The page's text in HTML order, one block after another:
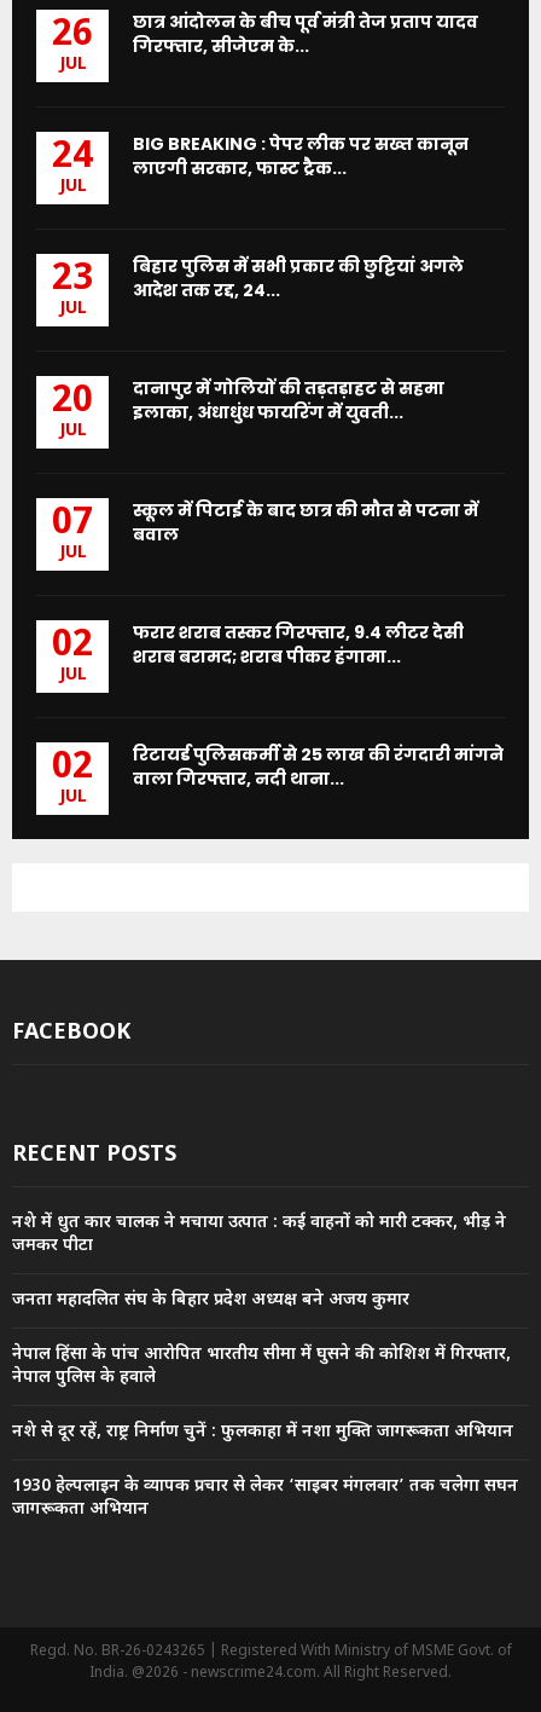
26
JUL
छात्र आंदोलन के बीच पूर्व मंत्री तेज प्रताप यादव
गिरफ्तार, सीजेएम के...
24
JUL
BIG BREAKING : पेपर लीक पर सख्त कानून
लाएगी सरकार, फास्ट ट्रैक...
23
JUL
बिहार पुलिस में सभी प्रकार की छुट्टियां अगले
आदेश तक रद्द, 24...
20
JUL
दानापुर में गोलियों की तड़तड़ाहट से सहमा
इलाका, अंधाधुंध फायरिंग में युवती...
07
JUL
स्कूल में पिटाई के बाद छात्र की मौत से पटना में
बवाल
02
JUL
फरार शराब तस्कर गिरफ्तार, 9.4 लीटर देसी
शराब बरामद; शराब पीकर हंगामा...
02
JUL
रिटायर्ड पुलिसकर्मी से 25 लाख की रंगदारी मांगने
वाला गिरफ्तार, नदी थाना...
FACEBOOK
RECENT POSTS
नशे में धुत कार चालक ने मचाया उत्पात : कई वाहनों को मारी टक्कर, भीड़ ने
जमकर पीटा
जनता महादलित संघ के बिहार प्रदेश अध्यक्ष बने अजय कुमार
नेपाल हिंसा के पांच आरोपित भारतीय सीमा में घुसने की कोशिश में गिरफ्तार,
नेपाल पुलिस के हवाले
नशे से दूर रहें, राष्ट्र निर्माण चुनें : फुलकाहा में नशा मुक्ति जागरूकता अभियान
1930 हेल्पलाइन के व्यापक प्रचार से लेकर ‘साइबर मंगलवार’ तक चलेगा सघन
जागरूकता अभियान
Regd. No. BR-26-0243265 | Registered With Ministry of MSME Govt. of
India. @2026 - newscrime24.com. All Right Reserved.